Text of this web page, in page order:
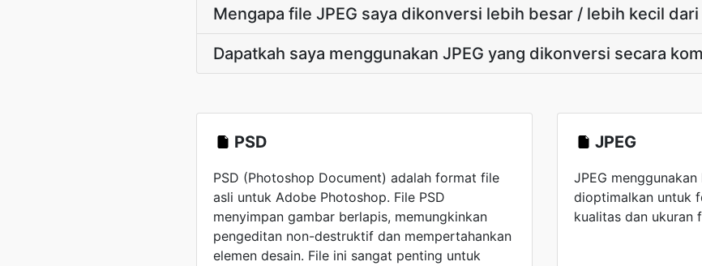
Mengapa file JPEG saya dikonversi lebih besar / lebih kecil
Dapatkah saya menggunakan JPEG yang dikonversi secara
PSD
PSD (Photoshop Document) adalah format file
asli untuk Adobe Photoshop. File PSD
menyimpan gambar berlapis, memungkinkan
pengeditan non-destruktif dan mempertahankan
elemen desain. File ini sangat penting untuk
JPEG
JPEG
dioptimalkan untuk
kualitas dan ukuran